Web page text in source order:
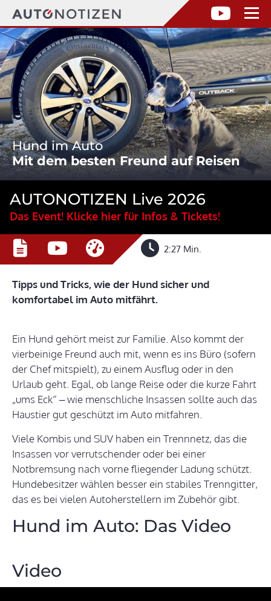
Hund im Auto
Mit dem besten Freund auf Reisen
AUTONOTIZEN Live 2026
Das Event! Klicke hier für Infos & Tickets!
2:27 Min.
Tipps und Tricks, wie der Hund sicher und
komfortabel im Auto mitfährt.
Ein Hund gehört meist zur Familie. Also kommt der
vierbeinige Freund auch mit, wenn es ins Büro (sofern
der Chef mitspielt), zu einem Ausflug oder in den
Urlaub geht. Egal, ob lange Reise oder die kurze Fahrt
„ums Eck“ – wie menschliche Insassen sollte auch das
Haustier gut geschützt im Auto mitfahren.
Viele Kombis und SUV haben ein Trennnetz, das die
Insassen vor verrutschender oder bei einer
Notbremsung nach vorne fliegender Ladung schützt.
Hundebesitzer wählen besser ein stabiles Trenngitter,
das es bei vielen Autoherstellern im Zubehör gibt.
Hund im Auto: Das Video
Video